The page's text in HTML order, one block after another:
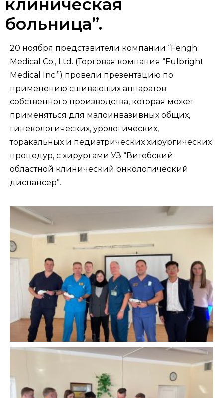
клиническая
больница”.
20 ноября представители компании “Fengh
Medical Co., Ltd. (Торговая компания “Fulbright
Medical Inc.”) провели презентацию по
применению сшивающих аппаратов
собственного производства, которая может
применяться для малоинвазивных общих,
гинекологических, урологических,
торакальных и педиатрических хирургических
процедур, с хирургами УЗ “Витебский
областной клинический онкологический
диспансер”.